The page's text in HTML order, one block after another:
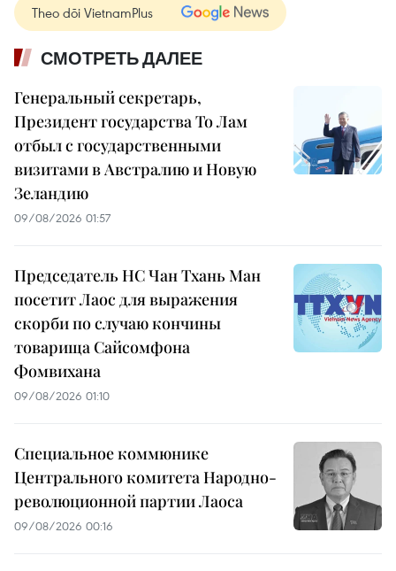
Theo dõi VietnamPlus
СМОТРЕТЬ ДАЛЕЕ
Генеральный секретарь,
Президент государства То Лам
отбыл с государственными
визитами в Австралию и Новую
Зеландию
09/08/2026 01:57
Председатель НС Чан Тхань Ман
посетит Лаос для выражения
скорби по случаю кончины
товарища Сайсомфона
Фомвихана
09/08/2026 01:10
Специальное коммюнике
Центрального комитета Народно-
революционной партии Лаоса
09/08/2026 00:16